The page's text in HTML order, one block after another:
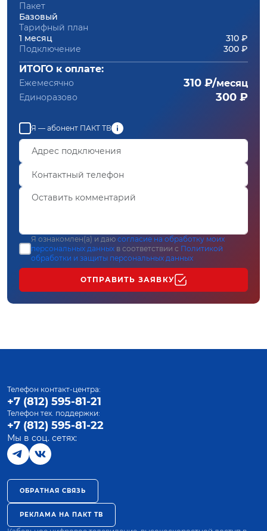
Пакет
Базовый
Тарифный план
1 месяц
310 ₽
Подключение
300 ₽
ИТОГО к оплате:
Ежемесячно 310 ₽/месяц
Единоразово 300 ₽
Я — абонент ПАКТ ТВ
Я ознакомлен(а) и даю согласие на обработку моих
персональных данных в соответствии с Политикой
обработки и защиты персональных данных
ОТПРАВИТЬ ЗАЯВКУ
Телефон контакт-центра:
+7 (812) 595-81-21
Телефон тех. поддержки:
+7 (812) 595-81-22
Мы в соц. сетях:
ОБРАТНАЯ СВЯЗЬ
РЕКЛАМА НА ПАКТ ТВ